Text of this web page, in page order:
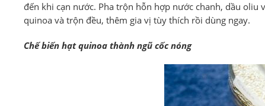
đến khi cạn nước. Pha trộn hỗn hợp nước chanh, dầu oliu
quinoa và trộn đều, thêm gia vị tùy thích rồi dùng ngay.
Chế biến hạt quinoa thành ngũ cốc nóng